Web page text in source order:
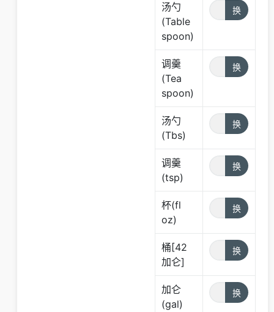
汤勺
(Table
spoon)
调羹
(Tea
spoon)
汤勺
(Tbs)
调羹
(tsp)
杯(fl
oz)
桶[42
加仑]
加仑
(gal)